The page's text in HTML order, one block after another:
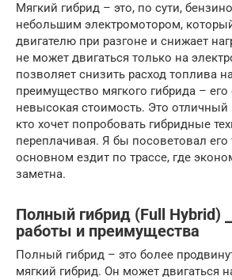
Мягкий гибрид – это, по сути,
небольшим электромотором,
двигателю при разгоне и снижает
не может двигаться только на
позволяет снизить расход топлива
преимущество мягкого гибрида – его
невысокая стоимость. Это отличный
кто хочет попробовать гибридные
переплачивая. Я бы посоветовал его
основном ездит по трассе, где
заметна.
Полный гибрид (Full Hybrid)
работы и преимущества
Полный гибрид – это более
мягкий гибрид. Он может двигаться